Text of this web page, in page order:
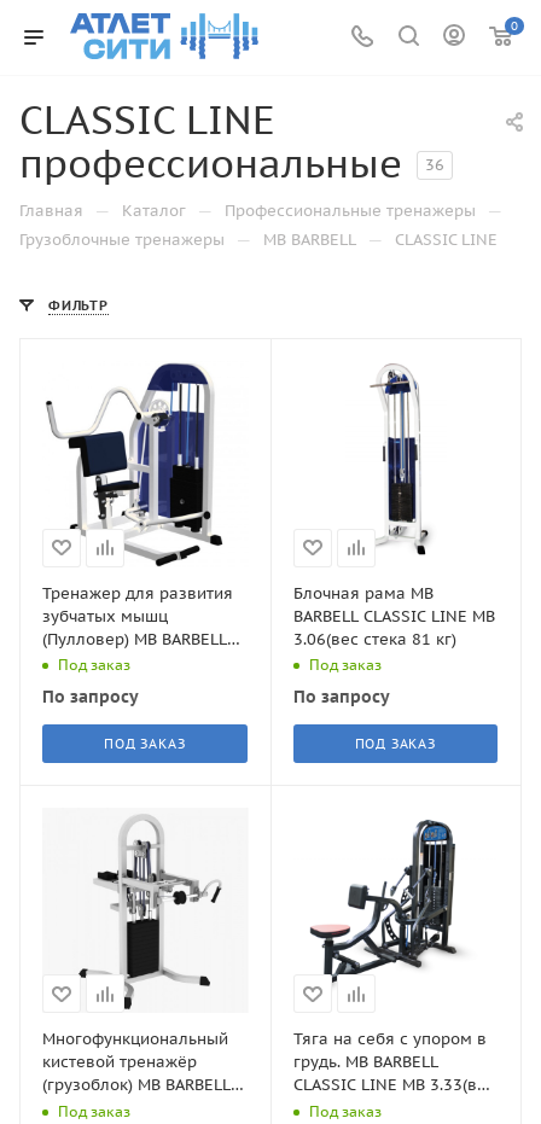
0
CLASSIC LINE
профессиональные
36
Главная — Каталог — Профессиональные тренажеры —
Грузоблочные тренажеры — MB BARBELL — CLASSIC LINE
ФИЛЬТР
Тренажер для развития
зубчатых мышц
(Пулловер) MB BARBELL
CLASSIC LINE MB 3.10(вес
Под заказ
По запросу
ПОД ЗАКАЗ
Блочная рама MB
BARBELL CLASSIC LINE MB
3.06(вес стека 81 кг)
Под заказ
По запросу
ПОД ЗАКАЗ
Многофункциональный
кистевой тренажёр
(грузоблок) MB BARBELL
CLASSIC LINE MB 3.36(вес
Под заказ
Тяга на себя с упором в
грудь. MB BARBELL
CLASSIC LINE MB 3.33(вес
стека 105кг)
Под заказ